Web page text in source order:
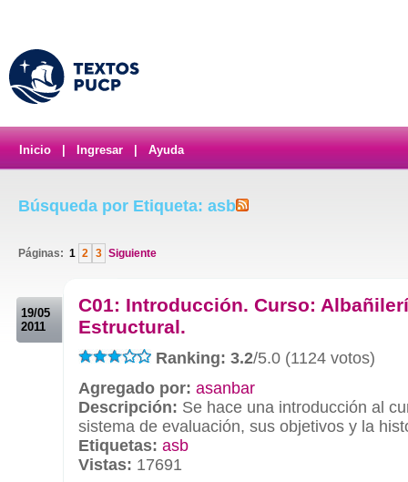
Inicio Ingresar Ayuda
Búsqueda por Etiqueta: asb
Páginas: 1 2 3 Siguiente
19/05
2011
C01: Introducción. Curso:
Estructural.
Ranking: 3.2/5.0 (1124 votos)
Agregado por: asanbar
Descripción: Se hace una introducción al
sistema de evaluación, sus objetivos y la
Etiquetas: asb
Vistas: 17691